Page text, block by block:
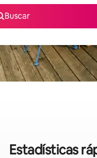
Buscar
Estadísticas